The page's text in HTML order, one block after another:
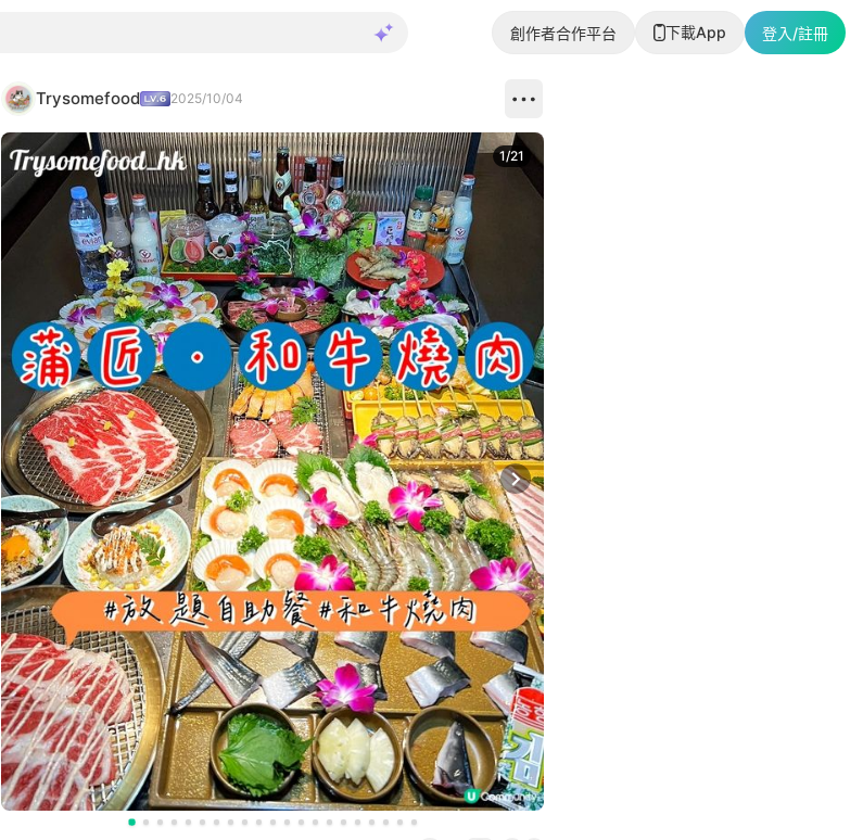
創作者合作平台 下載App 登入/註冊
Trysomefood 2025/10/04
Next slide
1/21